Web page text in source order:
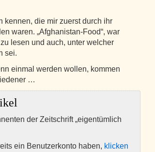
kennen, die mir zuerst durch ihr
waren. „Afghanistan-Food“, war
lesen und auch, unter welcher
sei.
einmal werden wollen, kommen
…
der Zeitschrift „eigentümlich
ein Benutzerkonto haben, klicken